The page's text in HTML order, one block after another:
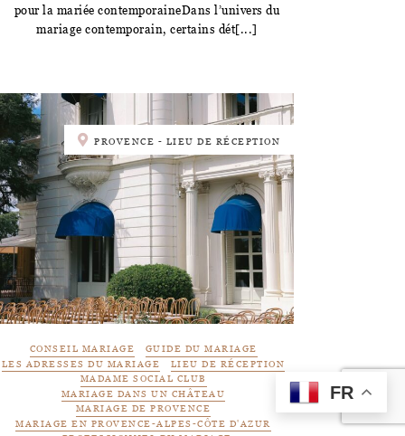
pour la mariée contemporaineDans l’univers du
mariage contemporain, certains dét[...]
PROVENCE - LIEU DE RÉCEPTION
CONSEIL MARIAGE
GUIDE DU MARIAGE
LES ADRESSES DU MARIAGE
LIEU DE RÉCEPTION
MADAME SOCIAL CLUB
MARIAGE DANS UN CHÂTEAU
MARIAGE DE PROVENCE
MARIAGE EN PROVENCE-ALPES-CÔTE D'AZUR
FR